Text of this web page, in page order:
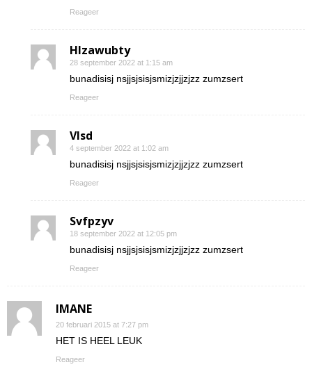
Reageer
Hlzawubty
28 september 2022 at 1:15 am
bunadisisj nsjjsjsisjsmizjzjjzjzz zumzsert
Reageer
Vlsd
4 september 2022 at 1:02 am
bunadisisj nsjjsjsisjsmizjzjjzjzz zumzsert
Reageer
Svfpzyv
18 september 2022 at 12:05 pm
bunadisisj nsjjsjsisjsmizjzjjzjzz zumzsert
Reageer
IMANE
20 februari 2015 at 7:27 pm
HET IS HEEL LEUK
Reageer